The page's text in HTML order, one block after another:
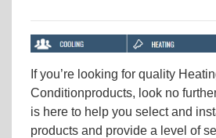
If you’re looking for quality
Conditionproducts, look no
is here to help you select and
products and provide a level of